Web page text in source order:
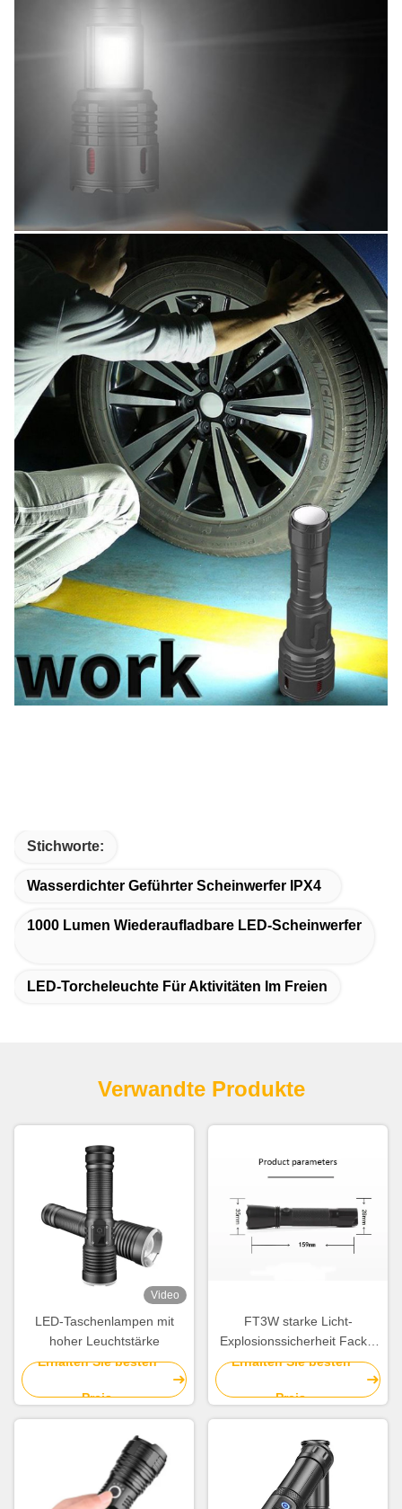
Stichworte:
Wasserdichter Geführter Scheinwerfer IPX4
1000 Lumen Wiederaufladbare LED-Scheinwerfer
LED-Torcheleuchte Für Aktivitäten Im Freien
Verwandte Produkte
Video
LED-Taschenlampen mit
hoher Leuchtstärke
Erhalten Sie besten
Preis
FT3W starke Licht-
Explosionssicherheit Fackel
mit schwarzen 157 * 35mm
Erhalten Sie besten
Preis